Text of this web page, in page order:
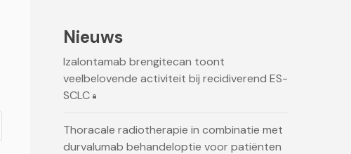
Nieuws
Izalontamab brengitecan toont
veelbelovende activiteit bij recidiverend ES-
SCLC
Thoracale radiotherapie in combinatie met
durvalumab behandeloptie voor patiënten